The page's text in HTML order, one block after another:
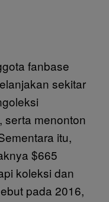
fanbase
sekitar
serta menonton
itu,
$665
koleksi dan
pada 2016,